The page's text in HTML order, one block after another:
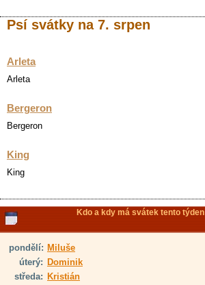
Psí svátky na 7. srpen
Arleta
Arleta
Bergeron
Bergeron
King
King
Kdo a kdy má svátek tento týden
pondělí: Miluše
úterý: Dominik
středa: Kristián